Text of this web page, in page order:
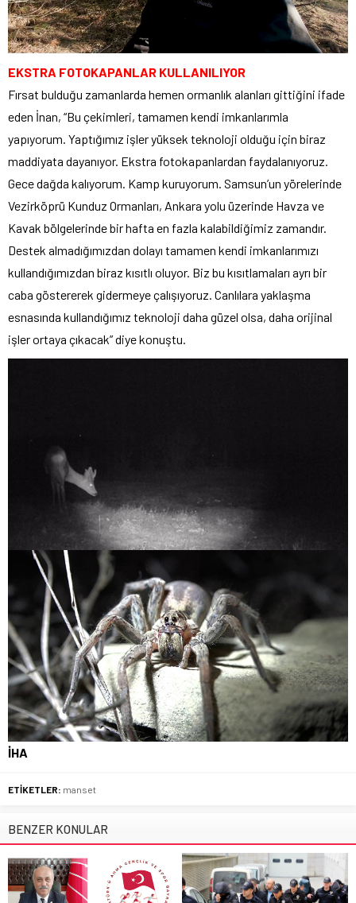
EKSTRA FOTOKAPANLAR KULLANILIYOR
Fırsat bulduğu zamanlarda hemen ormanlık alanları gittiğini ifade
eden İnan, “Bu çekimleri, tamamen kendi imkanlarımla
yapıyorum. Yaptığımız işler yüksek teknoloji olduğu için biraz
maddiyata dayanıyor. Ekstra fotokapanlardan faydalanıyoruz.
Gece dağda kalıyorum. Kamp kuruyorum. Samsun’un yörelerinde
Vezirköprü Kunduz Ormanları, Ankara yolu üzerinde Havza ve
Kavak bölgelerinde bir hafta en fazla kalabildiğimiz zamandır.
Destek almadığımızdan dolayı tamamen kendi imkanlarımızı
kullandığımızdan biraz kısıtlı oluyor. Biz bu kısıtlamaları ayrı bir
caba göstererek gidermeye çalışıyoruz. Canlılara yaklaşma
esnasında kullandığımız teknoloji daha güzel olsa, daha orijinal
işler ortaya çıkacak” diye konuştu.
İHA
ETİKETLER: manset
BENZER KONULAR